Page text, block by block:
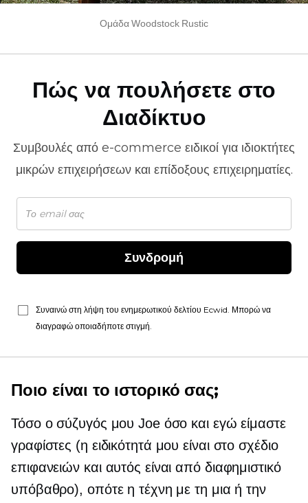
Ομάδα Woodstock Rustic
Πώς να πουλήσετε στο
Διαδίκτυο
Συμβουλές από e-commerce ειδικοί για ιδιοκτήτες
μικρών επιχειρήσεων και επίδοξους επιχειρηματίες.
Συνδρομή
Συναινώ στη λήψη του ενημερωτικού δελτίου Ecwid. Μπορώ να
διαγραφώ οποιαδήποτε στιγμή.
Ποιο είναι το ιστορικό σας;
Τόσο ο σύζυγός μου Joe όσο και εγώ είμαστε
γραφίστες (η ειδικότητά μου είναι στο σχέδιο
επιφανειών και αυτός είναι από διαφημιστικό
υπόβαθρο), οπότε η τέχνη με τη μια ή την